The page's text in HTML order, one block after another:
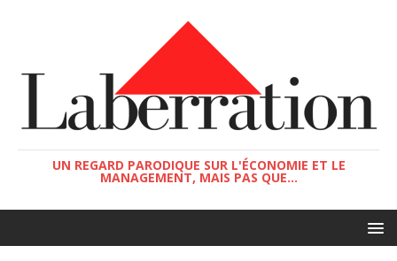
UN REGARD PARODIQUE SUR L'ÉCONOMIE ET LE
MANAGEMENT, MAIS PAS QUE...